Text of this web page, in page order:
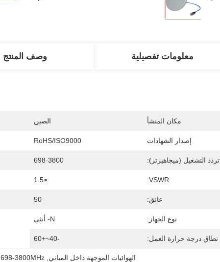
معلومات تفصيلية وصف المنتج
مكان المنشأ الصين
إصدار الشهادات RoHS/ISO9000
تردد التشغيل (ميجاهيرتز): 698-3800
VSWR:
≤1.5
عائق: 50
نوع الجهاز: N- أنثى
نطاق درجة حرارة العمل: -40~+60
الهوائيات الموجهة داخل المباني , 698-3800MHz الهوائيات الموجهة داخل المباني